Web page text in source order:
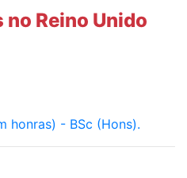
Reino Unido
honras) - BSc (Hons).